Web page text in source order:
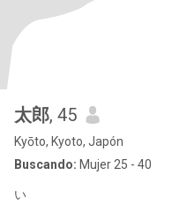
太郎, 45
Kyōto, Kyoto, Japón
Buscando: Mujer 25 - 40
い